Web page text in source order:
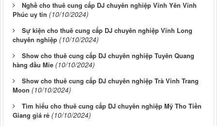
Nghề cho thuê cung cấp DJ chuyên nghiệp Vĩnh Yên Vĩnh
Phúc uy tín (10/10/2024)
Sự kiện cho thuê cung cấp DJ chuyên nghiệp Vĩnh Long
chuyên nghiệp (10/10/2024)
Show cho thuê cung cấp DJ chuyên nghiệp Tuyên Quang
hàng đầu Mie (10/10/2024)
Show cho thuê cung cấp DJ chuyên nghiệp Trà Vinh Trang
Moon (10/10/2024)
Tìm hiểu cho thuê cung cấp DJ chuyên nghiệp Mỹ Tho Tiền
Giang giá rẻ (10/10/2024)